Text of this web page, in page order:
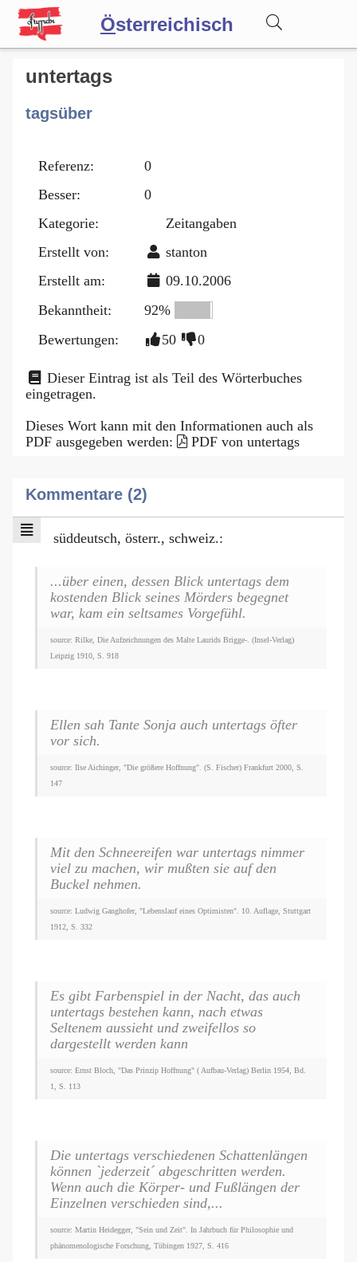
Österreichisch
Wörterbuch
Forum
Blog
untertags
tagsüber
Referenz:
0
Besser:
0
Kategorie:
Zeitangaben
Erstellt von:
stanton
Erstellt am:
09.10.2006
Bekanntheit:
92%
Bewertungen:
50 0
Dieser Eintrag ist als Teil des Wörterbuches
eingetragen.
Dieses Wort kann mit den Informationen auch als
PDF ausgegeben werden:
PDF von untertags
Kommentare (2)
süddeutsch, österr., schweiz.:
...über einen, dessen Blick untertags dem
kostenden Blick seines Mörders begegnet
war, kam ein seltsames Vorgefühl.
source: Rilke, Die Aufzeichnungen des Malte Laurids Brigge-. (Insel-Verlag)
Leipzig 1910, S. 918
Ellen sah Tante Sonja auch untertags öfter
vor sich.
source: Ilse Aichinger, "Die größere Hoffnung". (S. Fischer) Frankfurt 2000, S.
147
Mit den Schneereifen war untertags nimmer
viel zu machen, wir mußten sie auf den
Buckel nehmen.
source: Ludwig Ganghofer, "Lebenslauf eines Optimisten". 10. Auflage, Stuttgart
1912, S. 332
Es gibt Farbenspiel in der Nacht, das auch
untertags bestehen kann, nach etwas
Seltenem aussieht und zweifellos so
dargestellt werden kann
source: Ernst Bloch, "Das Prinzip Hoffnung" ( Aufbau-Verlag) Berlin 1954, Bd.
1, S. 113
Die untertags verschiedenen Schattenlängen
können `jederzeit´ abgeschritten werden.
Wenn auch die Körper- und Fußlängen der
Einzelnen verschieden sind,...
source: Martin Heidegger, "Sein und Zeit". In Jahrbuch für Philosophie und
phänomenologische Forschung, Tübingen 1927, S. 416